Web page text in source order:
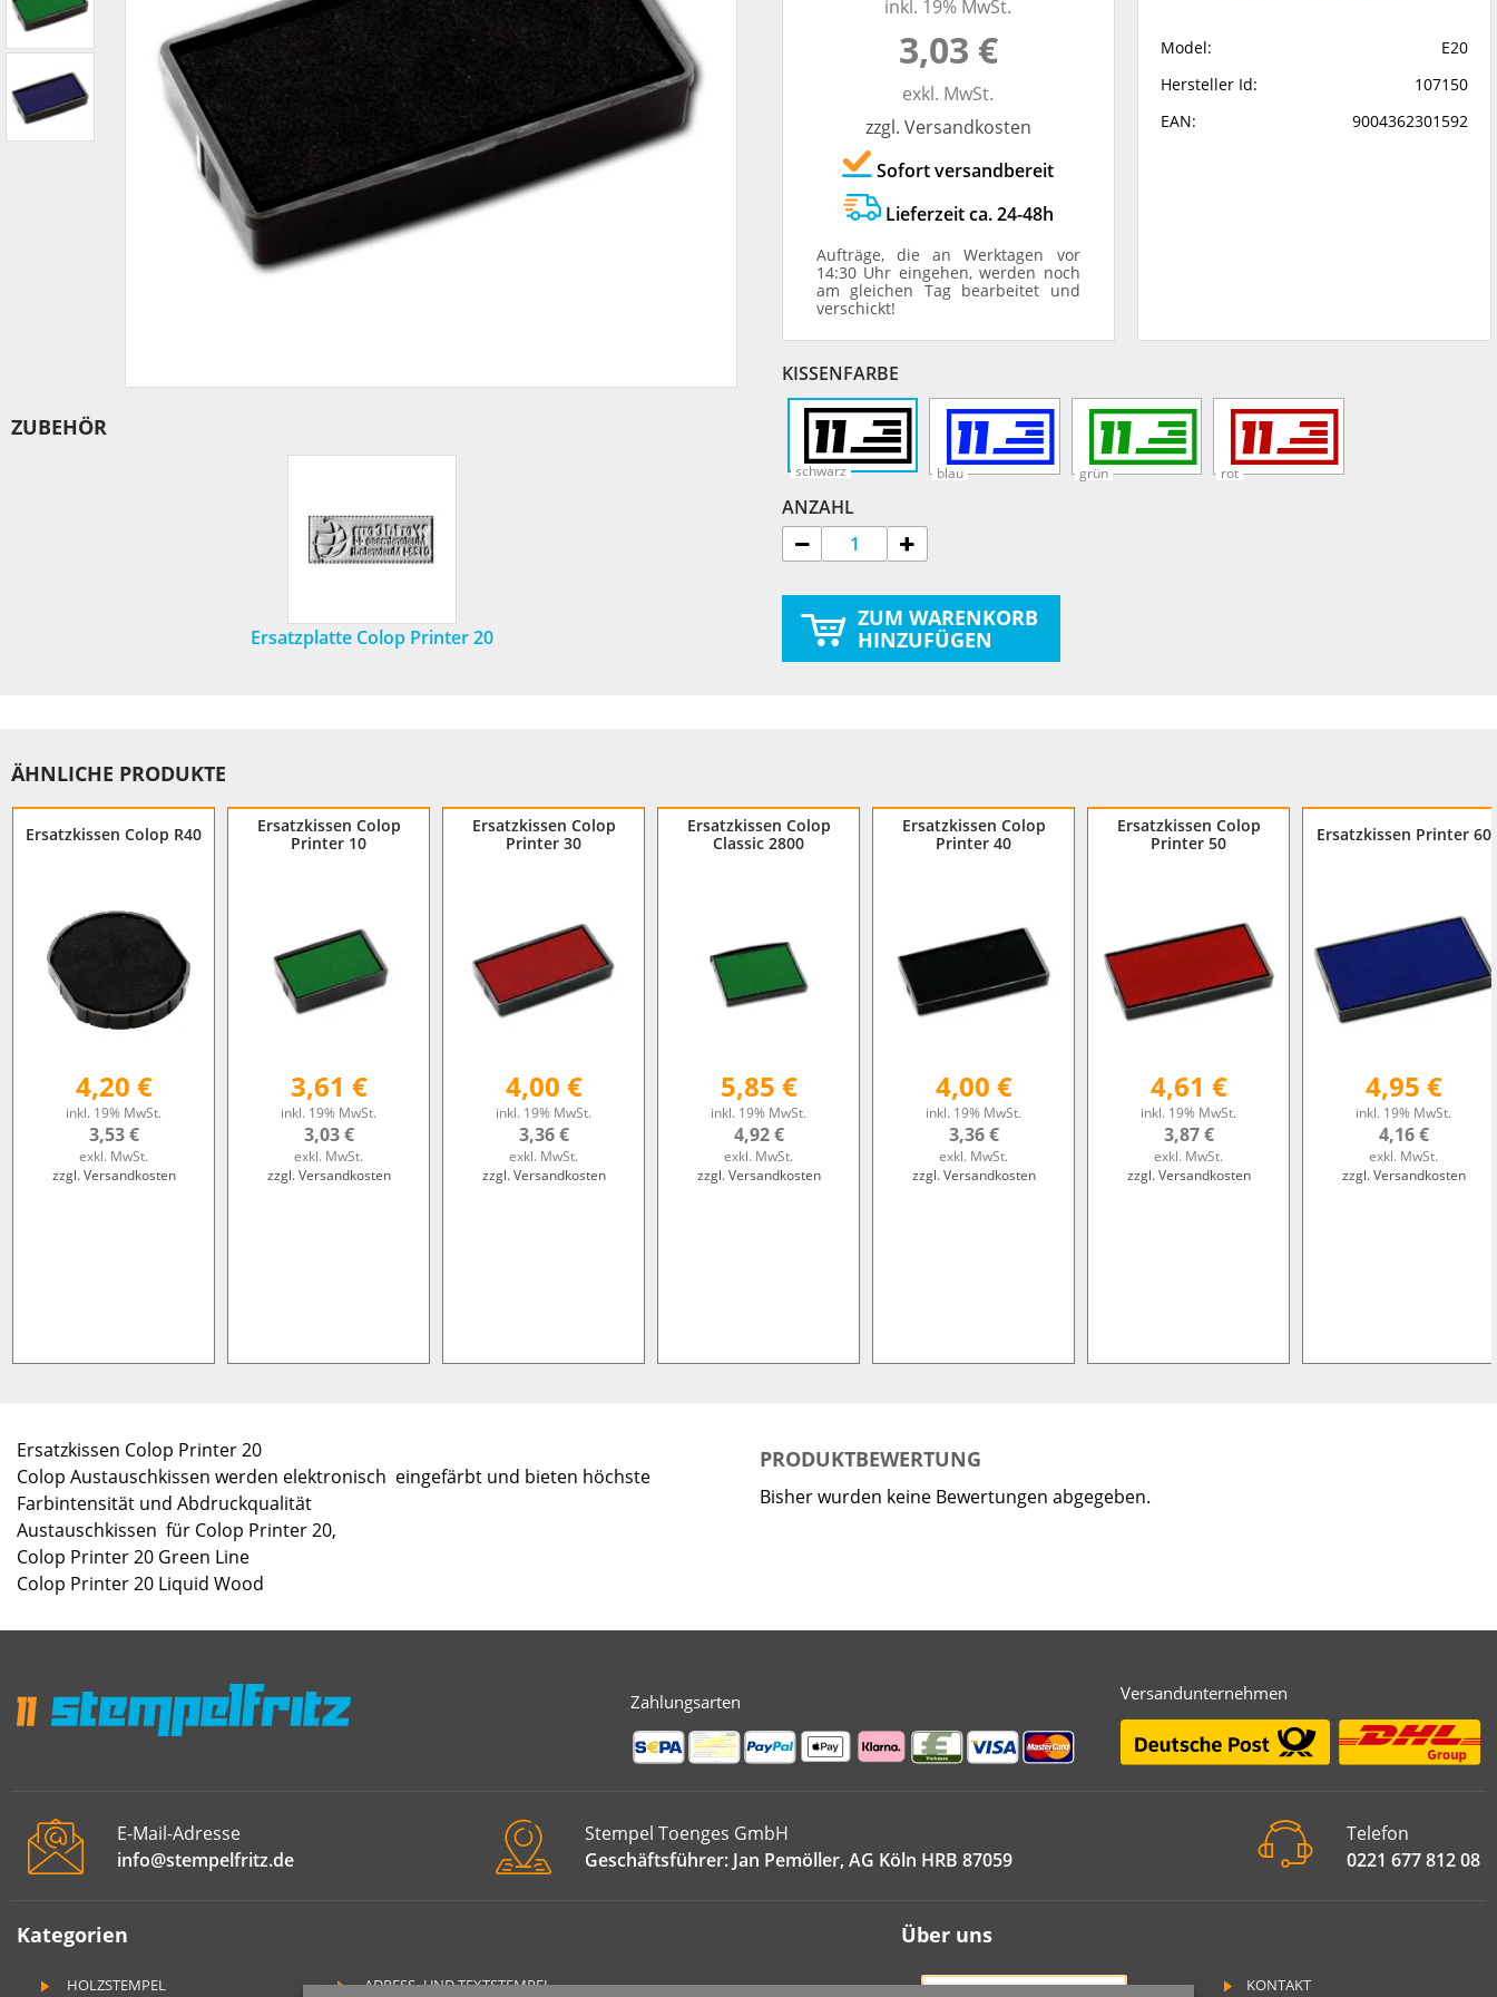
IBAN-BIC-STEMPEL
PRINTY Z. SELBER SETZEN
PERSONALISIERTE ADRESSSTEMPEL
STEMPELFRITZ IMPRINT LINE SKYBLUE
TRODAT® VINTAGE
TRODAT® CREATIVE MINI STEMPEL
TRODAT® PIXEL STAMP
TRODAT® ID PROTECTOR
VERSCHLUSSKAPPEN
STEMPELHALTER
ZUBEHÖR
Ersatzplatte Colop Printer 20
inkl. 19% MwSt.
3,03 €
exkl. MwSt.
zzgl. Versandkosten
Sofort versandbereit
Lieferzeit ca. 24-48h
Aufträge, die an Werktagen vor
14:30 Uhr eingehen, werden noch
am gleichen Tag bearbeitet und
verschickt!
Model:
E20
Hersteller Id:
107150
EAN:
9004362301592
KISSENFARBE
schwarz blau grün rot
ANZAHL
ZUM WARENKORB
HINZUFÜGEN
ÄHNLICHE PRODUKTE
Ersatzkissen Colop R40
4,20 €
inkl. 19% MwSt.
3,53 €
exkl. MwSt.
zzgl. Versandkosten
Ersatzkissen Colop
Printer 10
3,61 €
inkl. 19% MwSt.
3,03 €
exkl. MwSt.
zzgl. Versandkosten
Ersatzkissen Colop
Printer 30
4,00 €
inkl. 19% MwSt.
3,36 €
exkl. MwSt.
zzgl. Versandkosten
Ersatzkissen Colop
Classic 2800
5,85 €
inkl. 19% MwSt.
4,92 €
exkl. MwSt.
zzgl. Versandkosten
Ersatzkissen Colop
Printer 40
4,00 €
inkl. 19% MwSt.
3,36 €
exkl. MwSt.
zzgl. Versandkosten
Ersatzkissen Colop
Printer 50
4,61 €
inkl. 19% MwSt.
3,87 €
exkl. MwSt.
zzgl. Versandkosten
Ersatzkissen Printer 60
4,95 €
inkl. 19% MwSt.
4,16 €
exkl. MwSt.
zzgl. Versandkosten
Ersatzkissen Colop Printer 20
Colop Austauschkissen werden elektronisch eingefärbt und bieten höchste
Farbintensität und Abdruckqualität
Austauschkissen für Colop Printer 20,
Colop Printer 20 Green Line
Colop Printer 20 Liquid Wood
PRODUKTBEWERTUNG
Bisher wurden keine Bewertungen abgegeben.
Zahlungsarten Versandunternehmen
E-Mail-Adresse
info@stempelfritz.de
Stempel Toenges GmbH
Geschäftsführer: Jan Pemöller, AG Köln HRB 87059
Telefon
0221 677 812 08
Kategorien
HOLZSTEMPEL ADRESS- UND TEXTSTEMPEL
Über uns
VERTRAG WIDERRUFEN KONTAKT